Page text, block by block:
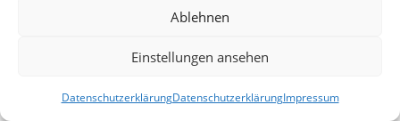
Ablehnen
Einstellungen ansehen
DatenschutzerklärungDatenschutzerklärungImpressum
Verbleib von den Abzuschiebenden stark machen.
lautstark demonstrieren. Oder